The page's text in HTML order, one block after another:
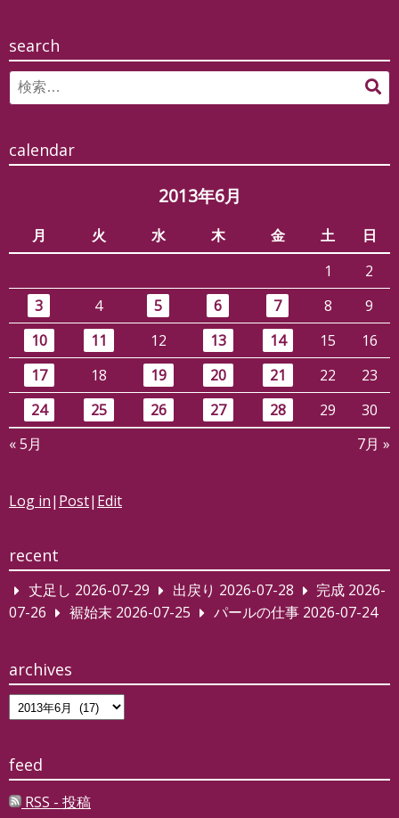
search
Search
for:
検
calendar
2013年6月
月 火 水 木 金 土
日
1
2
3
4 5 6 7 8
9
10
11 12 13 14 15
16
17
18 19 20 21 22
23
24
25 26 27 28 29
30
« 5月
7月 »
Log in| Post| Edit
recent
丈足し 2026-07-29 出戻り 2026-07-28 完成 2026-
07-26
裾始末 2026-07-25 パールの仕事 2026-07-24
archives
archives
feed
RSS - 投稿